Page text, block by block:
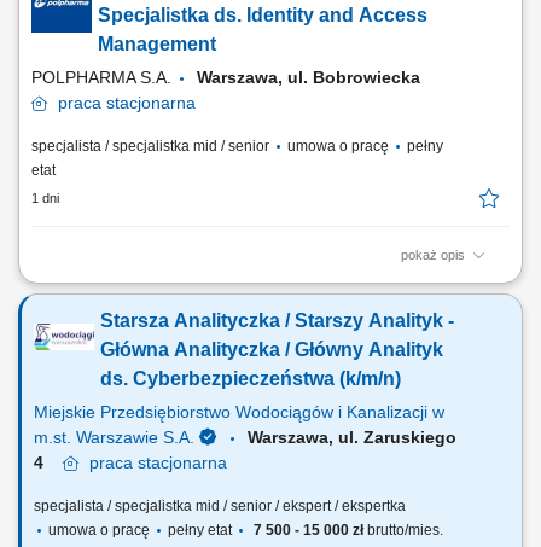
obowiązków: Projektowanie strategii modeli zarządzania dostępem.
Opracowywanie...
Specjalistka ds. Identity and Access
Management
POLPHARMA S.A.
Warszawa, ul. Bobrowiecka
praca stacjonarna
specjalista / specjalistka mid / senior umowa o pracę
pełny
etat
1 dni
pokaż opis
Zakres obowiązków: Tworzenie i rozwój strategii zarządzania
dotyczących IAM dla nowych systemów oraz wsparcie istniejących
rozwiązań. Zarządzanie ryzykiem wynikającym z niewłaściwego
przydziału uprawnień (SoD)....
Starsza Analityczka / Starszy Analityk -
Główna Analityczka / Główny Analityk
ds. Cyberbezpieczeństwa (k/m/n)
Miejskie Przedsiębiorstwo Wodociągów i Kanalizacji w
m.st. Warszawie S.A.
Warszawa, ul. Zaruskiego
4
praca stacjonarna
specjalista / specjalistka mid / senior / ekspert / ekspertka
umowa o pracę
pełny etat 7 500 - 15 000 złbrutto/mies.